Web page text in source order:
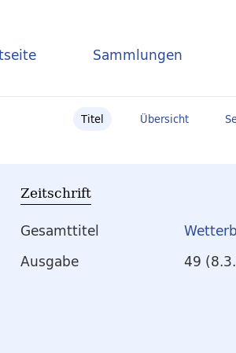
Sammlungen
Titel Übersicht
Zeitschrift
Gesamttitel
Ausgabe
49